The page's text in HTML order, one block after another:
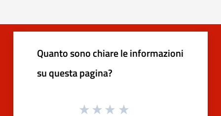
Quanto sono chiare le informazioni
su questa pagina?